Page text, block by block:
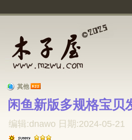
其他
闲鱼新版多规格宝贝
编辑:dnawo 日期:2024-05-21